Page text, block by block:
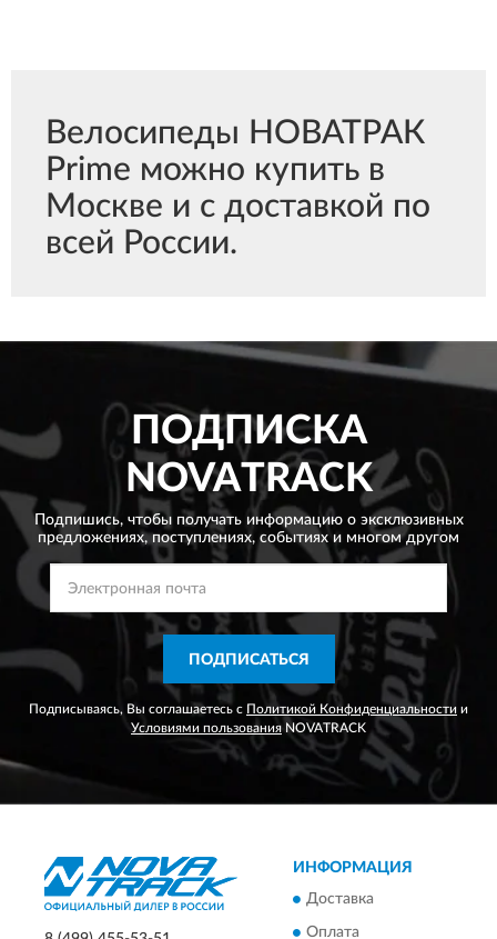
Велосипеды НОВАТРАК
Prime можно купить в
Москве и с доставкой по
всей России.
ПОДПИСКА
NOVATRACK
Подпишись, чтобы получать информацию о эксклюзивных
предложениях,поступлениях, событиях и многом другом
ПОДПИСАТЬСЯ
Подписываясь, Вы соглашаетесь с Политикой Конфиденциальности и
Условиями пользования NOVATRACK
ИНФОРМАЦИЯ
Доставка
Оплата